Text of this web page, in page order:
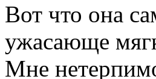
Вот что она
ужасающе
Мне